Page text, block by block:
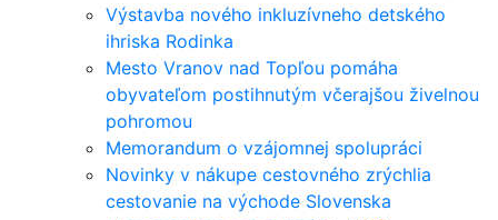
Výstavba nového inkluzívneho detského
ihriska Rodinka
Mesto Vranov nad Topľou pomáha
obyvateľom postihnutým včerajšou živelnou
pohromou
Memorandum o vzájomnej spolupráci
Novinky v nákupe cestovného zrýchlia
cestovanie na východe Slovenska